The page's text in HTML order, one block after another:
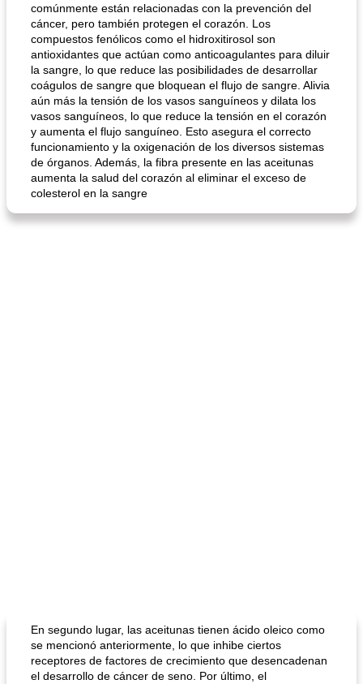
comúnmente están relacionadas con la prevención del
cáncer, pero también protegen el corazón. Los
compuestos fenólicos como el hidroxitirosol son
antioxidantes que actúan como anticoagulantes para diluir
la sangre, lo que reduce las posibilidades de desarrollar
coágulos de sangre que bloquean el flujo de sangre. Alivia
aún más la tensión de los vasos sanguíneos y dilata los
vasos sanguíneos, lo que reduce la tensión en el corazón
y aumenta el flujo sanguíneo. Esto asegura el correcto
funcionamiento y la oxigenación de los diversos sistemas
de órganos. Además, la fibra presente en las aceitunas
aumenta la salud del corazón al eliminar el exceso de
colesterol en la sangre
En segundo lugar, las aceitunas tienen ácido oleico como
se mencionó anteriormente, lo que inhibe ciertos
receptores de factores de crecimiento que desencadenan
el desarrollo de cáncer de seno. Por último, el